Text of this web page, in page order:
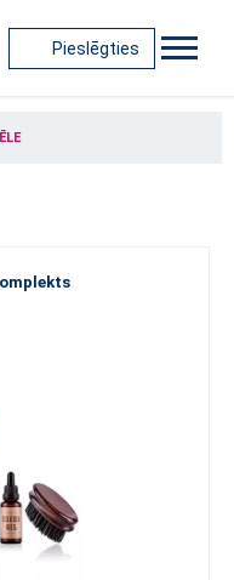
Pieslēgties